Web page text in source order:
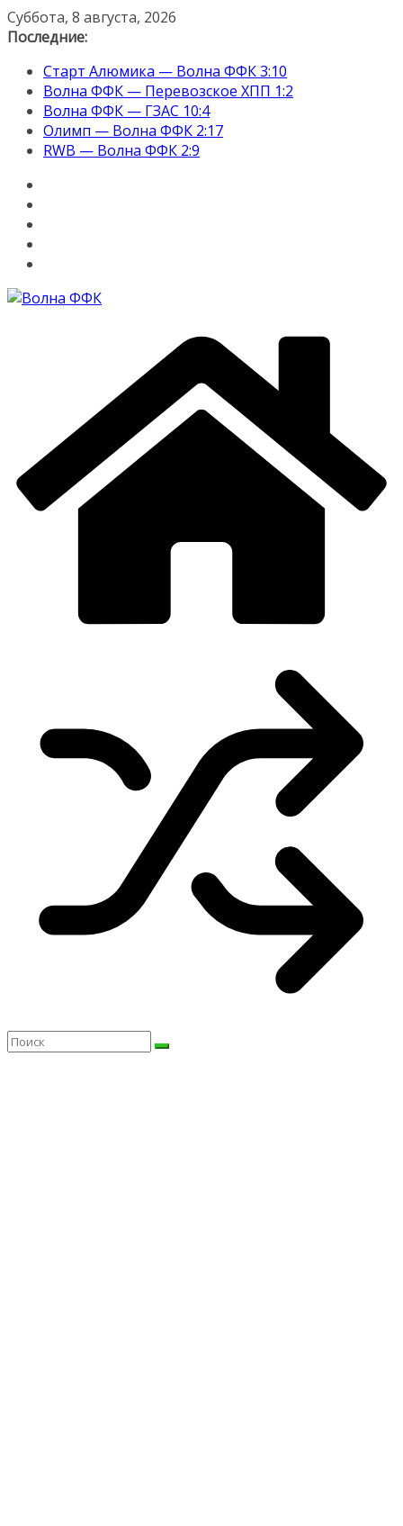
Перейти
к
Суббота, 8 августа, 2026
Последние:
Старт Алюмика — Волна ФФК 3:10
Волна ФФК — Перевозское ХПП 1:2
Волна ФФК — ГЗАС 10:4
Олимп — Волна ФФК 2:17
RWB — Волна ФФК 2:9